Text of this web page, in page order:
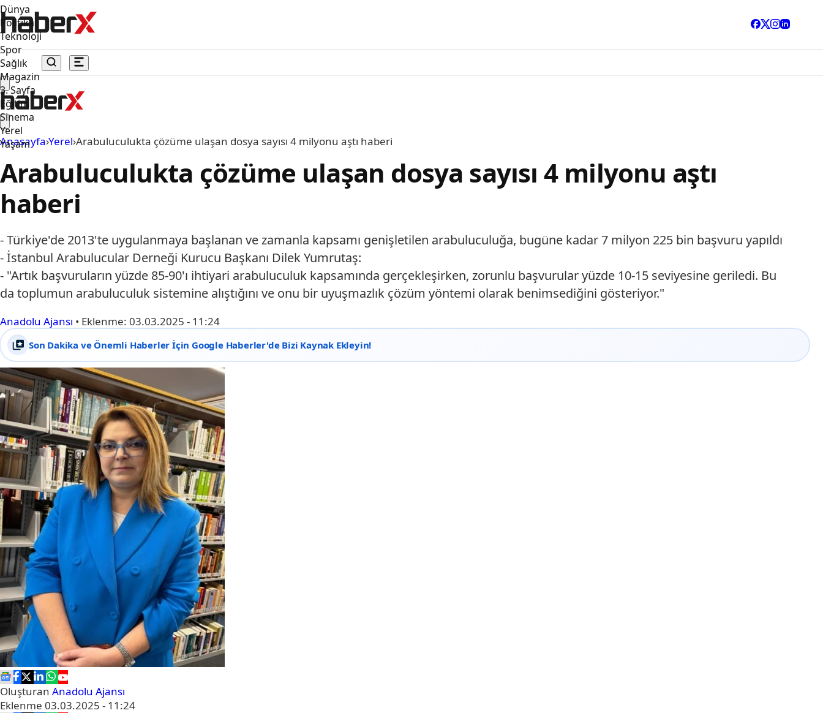
Dünya
Politika
Teknoloji
Spor
Sağlık
Magazin
3. Sayfa
Eğitim
Sinema
Yerel
Yaşam
Anasayfa›Yerel›Arabuluculukta çözüme ulaşan dosya sayısı 4 milyonu aştı haberi
Arabuluculukta çözüme ulaşan dosya sayısı 4 milyonu aştı
haberi
- Türkiye'de 2013'te uygulanmaya başlanan ve zamanla kapsamı genişletilen arabuluculuğa, bugüne kadar 7 milyon 225 bin başvuru yapıldı
- İstanbul Arabulucular Derneği Kurucu Başkanı Dilek Yumrutaş:
- "Artık başvuruların yüzde 85-90'ı ihtiyari arabuluculuk kapsamında gerçekleşirken, zorunlu başvurular yüzde 10-15 seviyesine geriledi. Bu
da toplumun arabuluculuk sistemine alıştığını ve onu bir uyuşmazlık çözüm yöntemi olarak benimsediğini gösteriyor."
Anadolu Ajansı • Eklenme: 03.03.2025 - 11:24
Son Dakika ve Önemli Haberler İçin Google Haberler'de Bizi Kaynak Ekleyin!
Oluşturan Anadolu Ajansı
Eklenme 03.03.2025 - 11:24